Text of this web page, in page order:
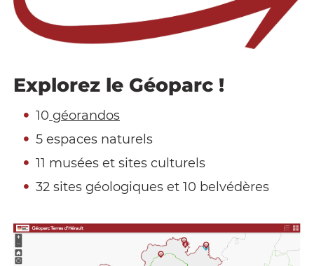
Explorez le Géoparc !
10 géorandos
5 espaces naturels
11 musées et sites culturels
32 sites géologiques et 10 belvédères